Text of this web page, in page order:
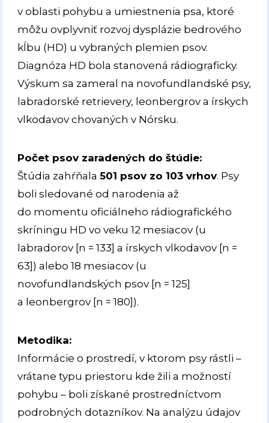
v oblasti pohybu a umiestnenia psa, ktoré
môžu ovplyvniť rozvoj dysplázie bedrového
kĺbu (HD) u vybraných plemien psov.
Diagnóza HD bola stanovená rádiograficky.
Výskum sa zameral na novofundlandské psy,
labradorské retrievery, leonbergrov a írskych
vlkodavov chovaných v Nórsku.
Počet psov zaradených do štúdie:
Štúdia zahŕňala501 psov zo 103 vrhov. Psy
boli sledované od narodenia až
do momentu oficiálneho rádiografického
skríningu HD vo veku 12 mesiacov (u
labradorov [n = 133] a írskych vlkodavov [n =
63]) alebo 18 mesiacov (u
novofundlandských psov [n = 125]
a leonbergrov [n = 180]).
Metodika:
Informácie o prostredí, v ktorom psy rástli –
vrátane typu priestoru kde žili a možností
pohybu – boli získané prostredníctvom
podrobných dotazníkov. Na analýzu údajov